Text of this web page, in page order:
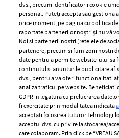
ELLE Style Awards
2024
Despre ELLE
Romania
Contact
Abonamente
dvs., precum identificatorii cookie
personal. Puteți accepta sau gestiona
orice moment, pe pagina cu politica
raportate partenerilor noștri și nu vă
Noi si partenerii nostri (retelele de
partenere, precum si furnizorii nostri
date pentru a permite website-ului sa
continutul si anunturile publicitare
dvs., pentru a va oferi functionalitati
analiza traficul pe website. Beneficiati
GDPR in legatura cu prelucrarea
fi exercitate prin modalitatea indicata
acceptati folosirea tuturor
acceptul dvs. cu privire la stocarea/
care colaboram. Prin click pe “VREAU